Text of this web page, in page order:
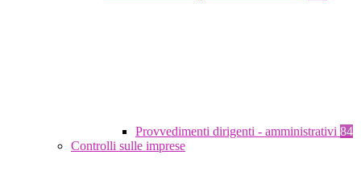
Provvedimenti dirigenti - amministrativi 84
Controlli sulle imprese